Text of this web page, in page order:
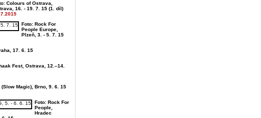
Colours of Ostrava,
16. - 19. 7. 15 (1. díl)
Foto: Rock For
People Europe,
Plzeň, 3. - 5. 7. 15
17. 6. 15
Fest, Ostrava, 12.–14.
Magic), Brno, 9. 6. 15
Foto: Rock For
People,
Hradec